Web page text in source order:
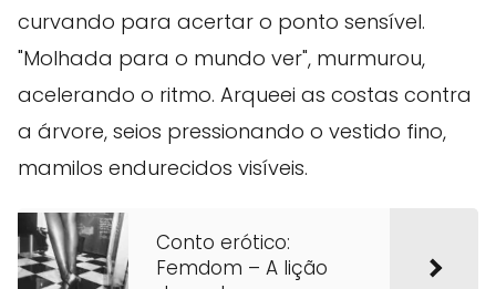
curvando para acertar o ponto sensível.
"Molhada para o mundo ver", murmurou,
acelerando o ritmo. Arqueei as costas contra
a árvore, seios pressionando o vestido fino,
mamilos endurecidos visíveis.
Conto erótico:
Femdom – A lição